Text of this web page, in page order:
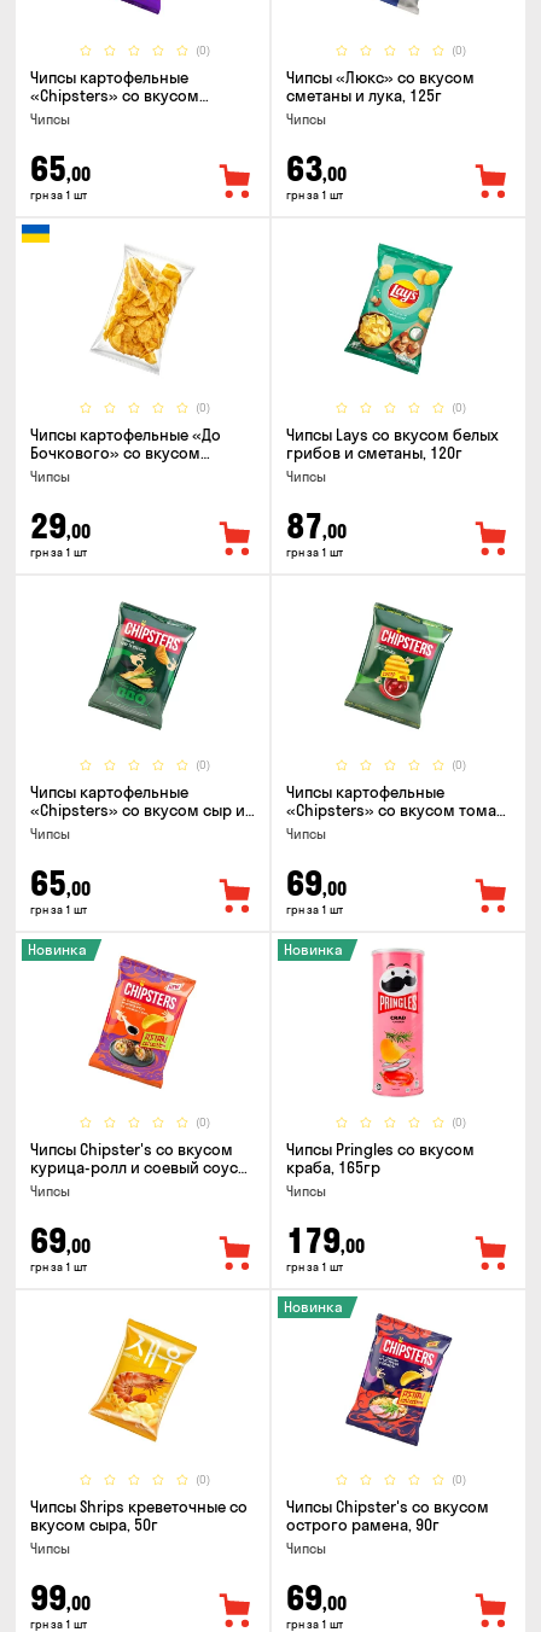
(0)
Чипсы картофельные
«Chipsters» со вкусом
острый удон, 100г
Чипсы
65,00
грн за 1 шт
(0)
Чипсы «Люкс» со вкусом
сметаны и лука, 125г
Чипсы
63,00
грн за 1 шт
(0)
Чипсы картофельные «До
Бочкового» со вкусом
сметаны с зеленью, 100г
Чипсы
29,00
грн за 1 шт
(0)
Чипсы Lays со вкусом белых
грибов и сметаны, 120г
Чипсы
87,00
грн за 1 шт
(0)
Чипсы картофельные
«Chipsters» со вкусом сыр и
лук, 95г
Чипсы
65,00
грн за 1 шт
(0)
Чипсы картофельные
«Chipsters» со вкусом томат
спайси, 95г
Чипсы
69,00
грн за 1 шт
(0)
Новинка
Чипсы Chipster's со вкусом
курица-ролл и соевый соус
90г
Чипсы
69,00
грн за 1 шт
(0)
Новинка
Чипсы Pringles со вкусом
краба, 165гр
Чипсы
179,00
грн за 1 шт
(0)
Чипсы Shrips креветочные со
вкусом сыра, 50г
Чипсы
99,00
грн за 1 шт
(0)
Новинка
Чипсы Chipster's со вкусом
острого рамена, 90г
Чипсы
69,00
грн за 1 шт